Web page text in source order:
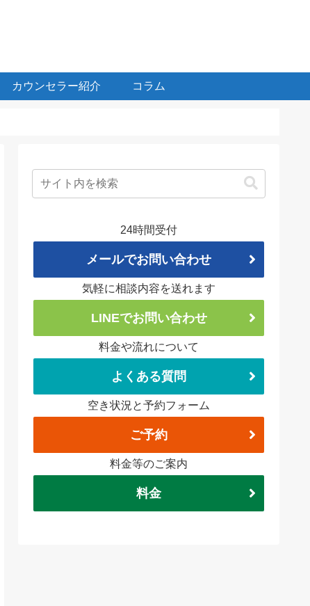
カウンセラー紹介 コラム
24時間受付
メールでお問い合わせ
気軽に相談内容を送れます
LINEでお問い合わせ
料金や流れについて
よくある質問
空き状況と予約フォーム
ご予約
料金等のご案内
料金